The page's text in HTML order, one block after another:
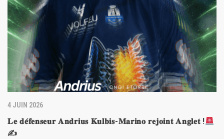
4 JUIN 2026
𝐋𝐞 𝐝𝐞́𝐟𝐞𝐧𝐬𝐞𝐮𝐫 𝐀𝐧𝐝𝐫𝐢𝐮𝐬 𝐊𝐮𝐥𝐛𝐢𝐬-𝐌𝐚𝐫𝐢𝐧𝐨 𝐫𝐞𝐣𝐨𝐢𝐧𝐭 𝐀𝐧𝐠𝐥𝐞𝐭 !
✍